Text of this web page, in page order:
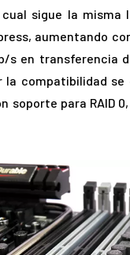
sigue la misma
aumentando
s en transferencia
la compatibilidad se
soporte para RAID 0,